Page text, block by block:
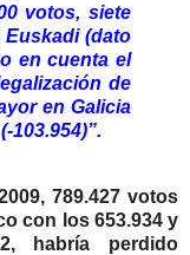
votos, siete
(dato
en cuenta el
de
en Galicia
103.954)”.
789.427 votos
con los 653.934 y
habría perdido